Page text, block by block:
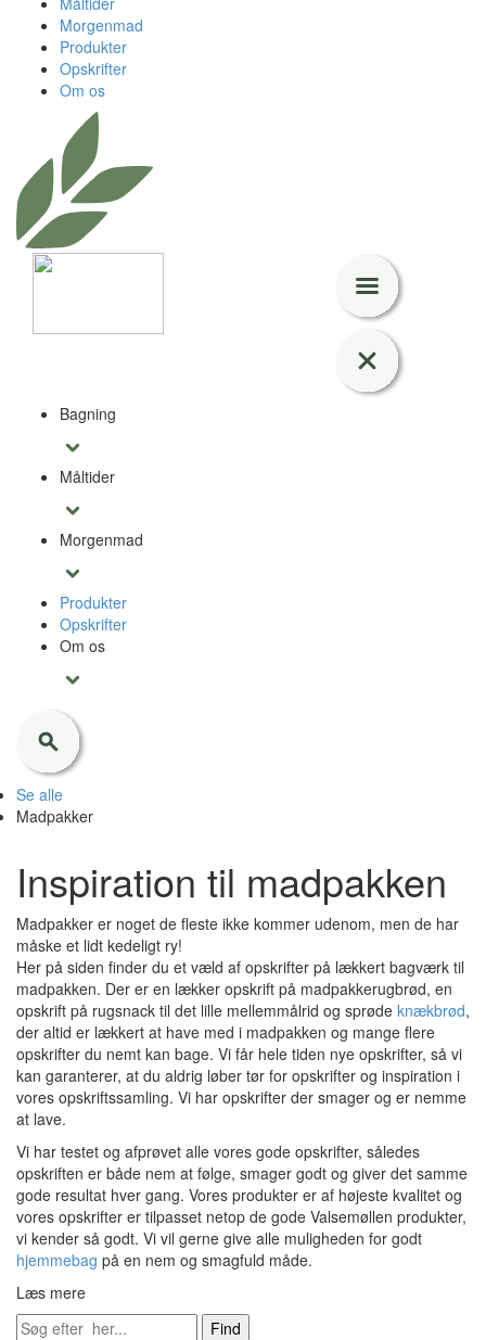
Morgenmad
Produkter
Opskrifter
Om os
Bagning
Måltider
Morgenmad
Produkter
Opskrifter
Om os
Se alle
Madpakker
Inspiration til madpakken
Madpakker er noget de fleste ikke kommer udenom, men de har
måske et lidt kedeligt ry!
Her på siden finder du et væld af opskrifter på lækkert bagværk til
madpakken. Der er en lækker opskrift på madpakkerugbrød, en
opskrift på rugsnack til det lille mellemmålrid og sprøde knækbrød,
der altid er lækkert at have med i madpakken og mange flere
opskrifter du nemt kan bage. Vi får hele tiden nye opskrifter, så vi
kan garanterer, at du aldrig løber tør for opskrifter og inspiration i
vores opskriftssamling. Vi har opskrifter der smager og er nemme
at lave.
Vi har testet og afprøvet alle vores gode opskrifter, således
opskriften er både nem at følge, smager godt og giver det samme
gode resultat hver gang. Vores produkter er af højeste kvalitet og
vores opskrifter er tilpasset netop de gode Valsemøllen produkter,
vi kender så godt. Vi vil gerne give alle muligheden for godt
hjemmebag på en nem og smagfuld måde.
Læs mere
Find